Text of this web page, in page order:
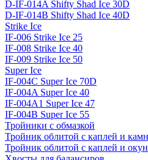
D-IF-014A Shifty Shad Ice 30D
D-IF-014B Shifty Shad Ice 40D
Strike Ice
IF-006 Strike Ice 25
IF-008 Strike Ice 40
IF-009 Strike Ice 50
Super Ice
IF-004C Super Ice 70D
IF-004A Super Ice 40
IF-004A1 Super Ice 47
IF-004B Super Ice 55
Тройники с обмазкой
Тройник облитой с каплей и
Тройник облитой с каплей и